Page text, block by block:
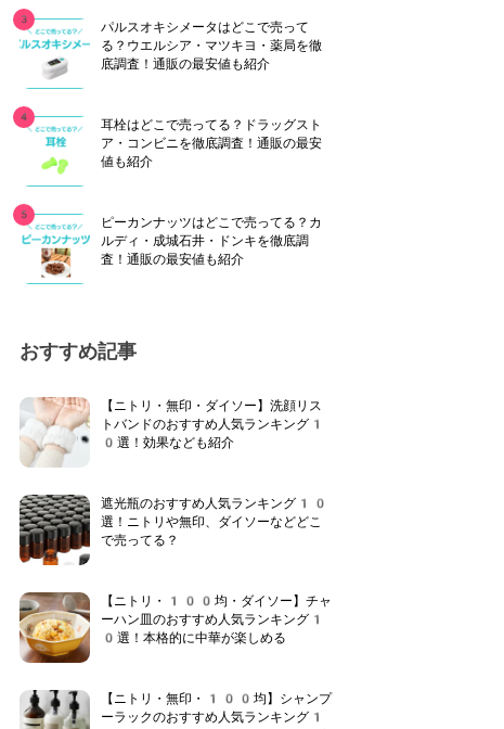
パルスオキシメータはどこで売って
る？ウエルシア・マツキヨ・薬局を徹
底調査！通販の最安値も紹介
耳栓はどこで売ってる？ドラッグスト
ア・コンビニを徹底調査！通販の最安
値も紹介
ピーカンナッツはどこで売ってる？カ
ルディ・成城石井・ドンキを徹底調
査！通販の最安値も紹介
おすすめ記事
【ニトリ・無印・ダイソー】洗顔リス
トバンドのおすすめ人気ランキング1
0選！効果なども紹介
遮光瓶のおすすめ人気ランキング10
選！ニトリや無印、ダイソーなどどこ
で売ってる？
【ニトリ・100均・ダイソー】チャ
ーハン皿のおすすめ人気ランキング1
0選！本格的に中華が楽しめる
【ニトリ・無印・100均】シャンプ
ーラックのおすすめ人気ランキング1